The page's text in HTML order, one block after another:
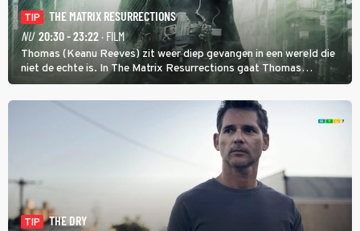
TIP
THE MATRIX RESURRECTIONS
NU 20:30 - 23:22 · FILM
Thomas (Keanu Reeves) zit weer diep gevangen in een wereld die
niet de echte is. In The Matrix Resurrections gaat Thomas
proberen uit deze schijnwereld te ontsnappen.
TIP
THE DRY